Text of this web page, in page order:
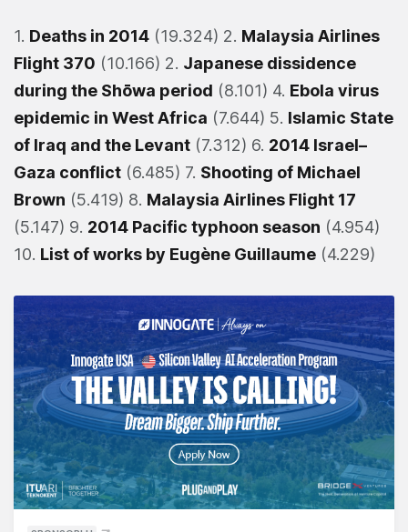
1. Deaths in 2014 (19.324) 2. Malaysia Airlines
Flight 370 (10.166) 2. Japanese dissidence
during the Shōwa period (8.101) 4. Ebola virus
epidemic in West Africa (7.644) 5. Islamic State
of Iraq and the Levant (7.312) 6. 2014 Israel–
Gaza conflict (6.485) 7. Shooting of Michael
Brown (5.419) 8. Malaysia Airlines Flight 17
(5.147) 9. 2014 Pacific typhoon season (4.954)
10. List of works by Eugène Guillaume (4.229)